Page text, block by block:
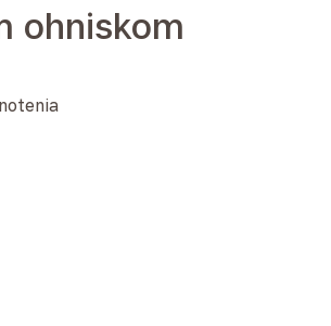
ohniskom
z 5 hviezdičiek.